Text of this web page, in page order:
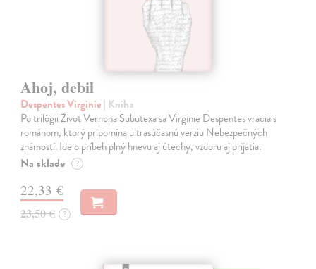
Ahoj, debil
Despentes Virginie | Kniha
Po trilógii Život Vernona Subutexa sa Virginie Despentes vracia s
románom, ktorý pripomína ultrasúčasnú verziu Nebezpečných
známostí. Ide o príbeh plný hnevu aj útechy, vzdoru aj prijatia.
Na sklade ?
22,33 €
23,50 € ?